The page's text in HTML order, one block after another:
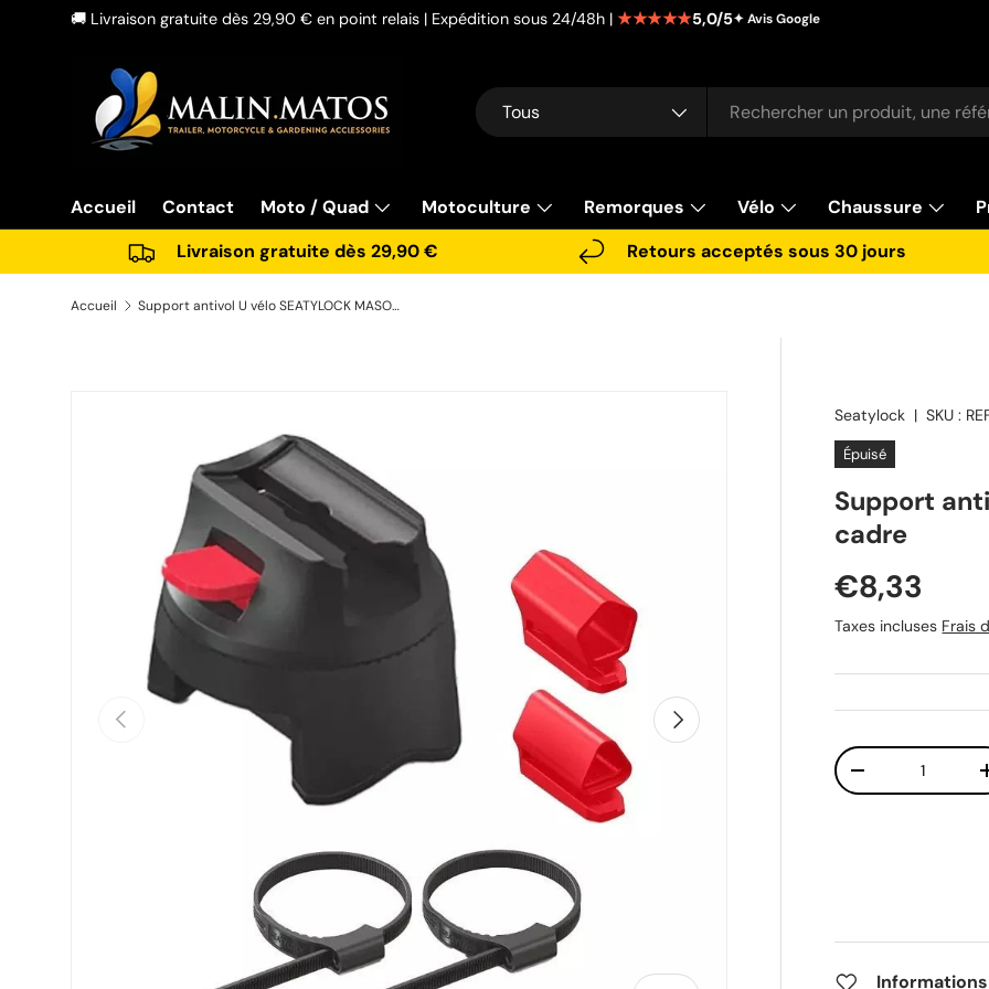
🚚 Livraison gratuite dès 29,90 € en point relais | Expédition sous 24/48h | ★★★★★5,0/5✦ Avis Google
Recherche
Type de produit
Tous
Accueil Contact Moto / Quad Motoculture Remorques Vélo Chaussure
Livraison gratuite dès 29,90 €
Retours acceptés sous 30 jours
Accueil Support antivol U vélo SEATYLOCK MASON cadre
Passer aux informations produits
Précédent Suivant
Seatylock |SKU :
Épuisé
Support
cadre
Prix
€8,33
Taxes incluses Frais
Qté
Diminuer la